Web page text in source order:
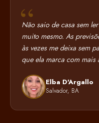
Não saio de casa sem
muito mesmo. As
às vezes me deixa sem
que ela marca com mais
Elba D'Argallo
Salvador, BA